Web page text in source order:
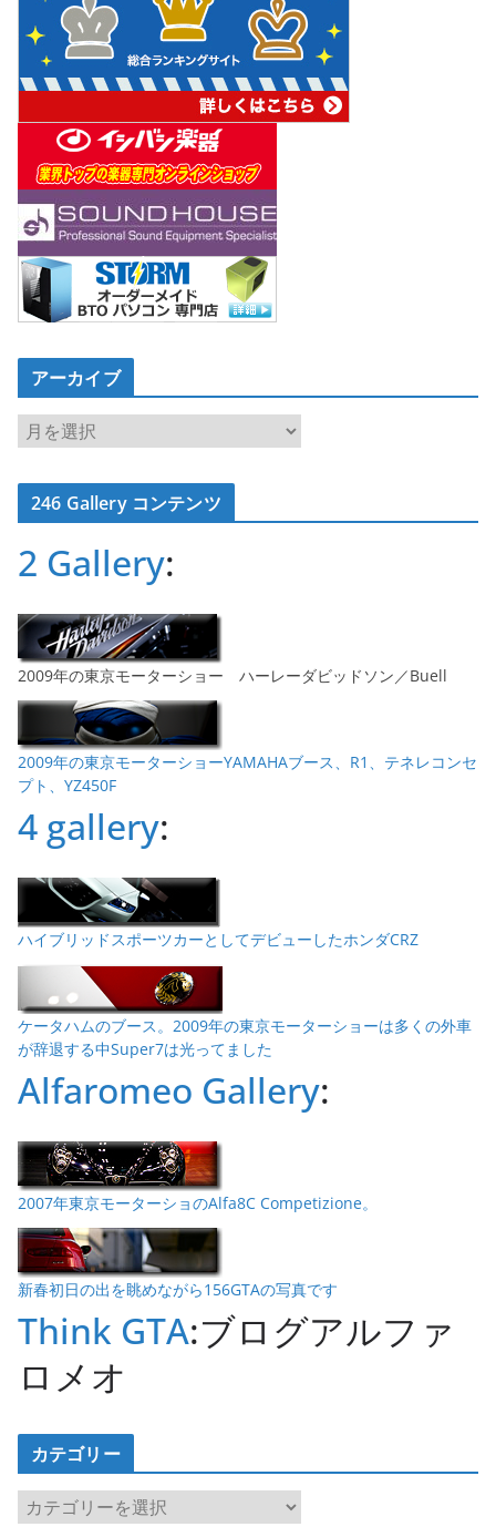
アーカイブ
ア
ー
カ
イ246 Gallery コンテンツ
2 Gallery:
2009年の東京モーターショー ハーレーダビッドソン／Buell
2009年の東京モーターショーYAMAHAブース、R1、テネレコンセ
プト、YZ450F
4 gallery:
ハイブリッドスポーツカーとしてデビューしたホンダCRZ
ケータハムのブース。2009年の東京モーターショーは多くの外車
が辞退する中Super7は光ってました
Alfaromeo Gallery:
2007年東京モーターショのAlfa8C Competizione。
新春初日の出を眺めながら156GTAの写真です
Think GTA:ブログアルファ
ロメオ
カテゴリー
カ